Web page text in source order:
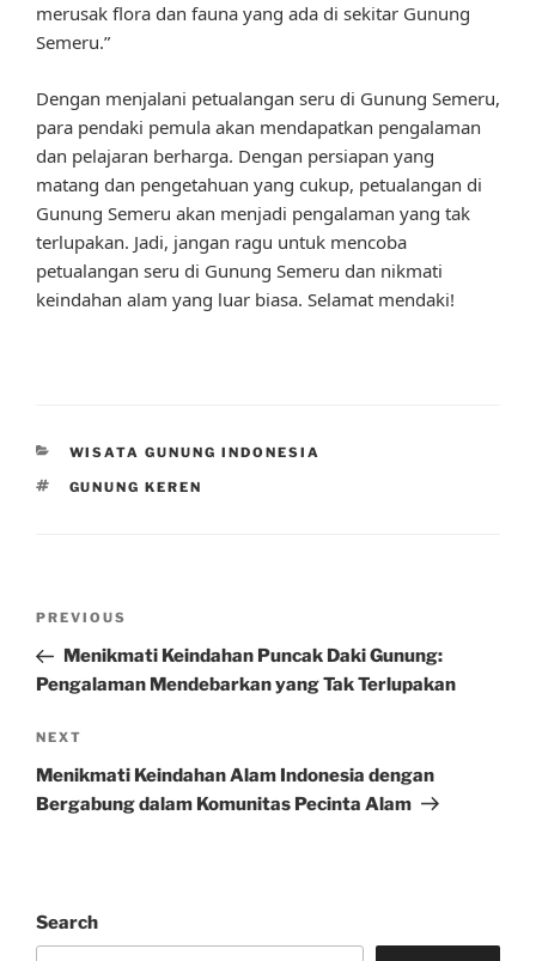
merusak flora dan fauna yang ada di sekitar Gunung
Semeru.”
Dengan menjalani petualangan seru di Gunung Semeru,
para pendaki pemula akan mendapatkan pengalaman
dan pelajaran berharga. Dengan persiapan yang
matang dan pengetahuan yang cukup, petualangan di
Gunung Semeru akan menjadi pengalaman yang tak
terlupakan. Jadi, jangan ragu untuk mencoba
petualangan seru di Gunung Semeru dan nikmati
keindahan alam yang luar biasa. Selamat mendaki!
CATEGORIES
WISATA GUNUNG INDONESIA
TAGS
GUNUNG KEREN
Previous
Post
PREVIOUS
Menikmati Keindahan Puncak Daki Gunung:
Pengalaman Mendebarkan yang Tak Terlupakan
Next
Post
NEXT
Menikmati Keindahan Alam Indonesia dengan
Bergabung dalam Komunitas Pecinta Alam
Search